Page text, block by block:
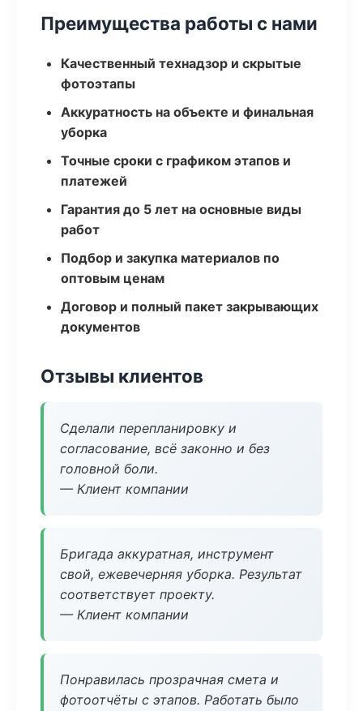
Преимущества работы с нами
Качественный технадзор и скрытые
фотоэтапы
Аккуратность на объекте и финальная
уборка
Точные сроки с графиком этапов и
платежей
Гарантия до 5 лет на основные виды
работ
Подбор и закупка материалов по
оптовым ценам
Договор и полный пакет закрывающих
документов
Отзывы клиентов
Сделали перепланировку и
согласование, всё законно и без
головной боли.
— Клиент компании
Бригада аккуратная, инструмент
свой, ежевечерняя уборка. Результат
соответствует проекту.
— Клиент компании
Понравилась прозрачная смета и
фотоотчёты с этапов. Работать было